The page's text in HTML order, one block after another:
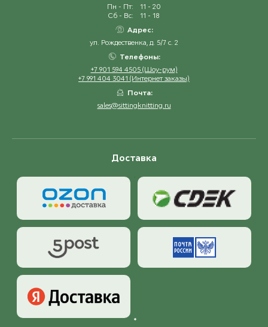
Пн - Пт:
11 - 20
Сб - Вс:
11 - 18
Адрес:
ул. Рождественка, д. 5/7 с. 2
Телефоны:
+7 901 594 4505 (Шоу-рум)
+7 991 404 3041 (Интернет заказы)
Почта:
sales@sittingknitting.ru
Доставка